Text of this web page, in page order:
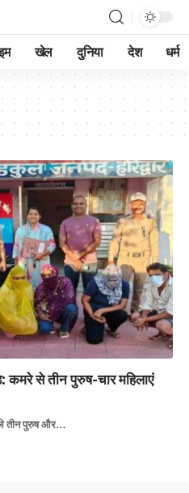
खेल दुनिया देश धर्म
कमरे से तीन पुरुष-चार महिलाएं
तीन पुरुष और…